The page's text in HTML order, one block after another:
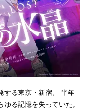
する東京・新宿。 半年
る記憶を失っていた。